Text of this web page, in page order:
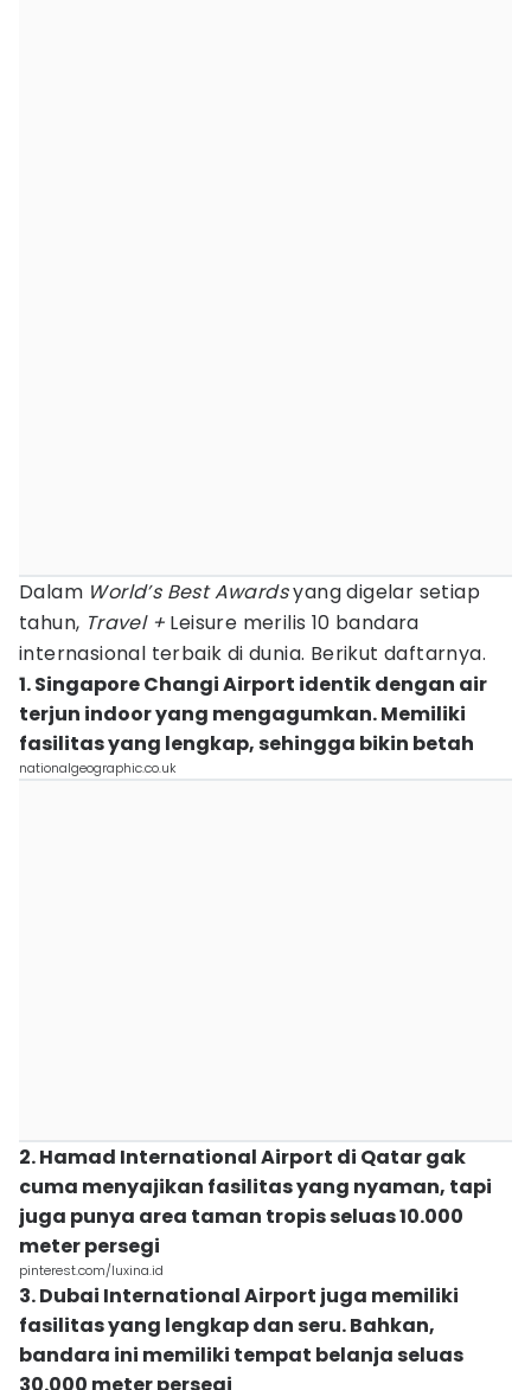
Dalam World’s BestAwardsyang digelar setiap
tahun, Travel + Leisure merilis 10 bandara
internasional terbaik di dunia. Berikut daftarnya.
1. Singapore Changi Airport identik dengan air
terjun indoor yang mengagumkan. Memiliki
fasilitas yang lengkap, sehingga bikin betah
nationalgeographic.co.uk
2. Hamad International Airport di Qatar gak
cuma menyajikan fasilitas yang nyaman, tapi
juga punya area taman tropis seluas 10.000
meter persegi
pinterest.com/luxina.id
3. Dubai International Airport juga memiliki
fasilitas yang lengkap dan seru. Bahkan,
bandara ini memiliki tempat belanja seluas